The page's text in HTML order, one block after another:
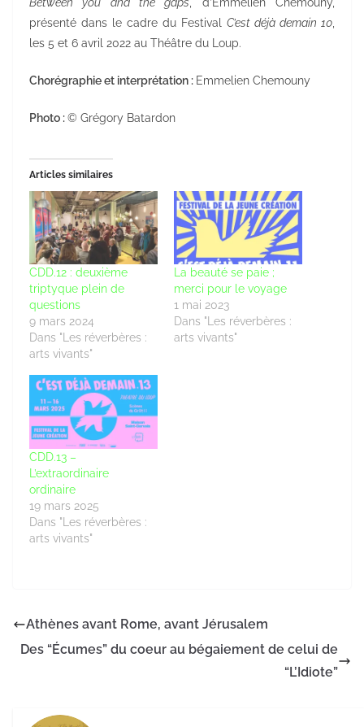
présenté dans le cadre du Festival C’est déjà demain 10
les 5 et 6 avril 2022 au Théâtre du Loup.
Chorégraphie et interprétation : Emmelien Chemouny
Photo :© Grégory Batardon
Articles similaires
CDD.12 : deuxième
triptyque plein de
questions
9 mars 2024
Dans "Les réverbères :
arts vivants"
La beauté se paie ;
merci pour le voyage
1 mai 2023
Dans "Les réverbères :
arts vivants"
CDD.13 –
L’extraordinaire
ordinaire
19 mars 2025
Dans "Les réverbères :
arts vivants"
Athènes avant Rome, avant Jérusalem
Des “Écumes” du coeur au bégaiement de celui de
“L’Idiote”